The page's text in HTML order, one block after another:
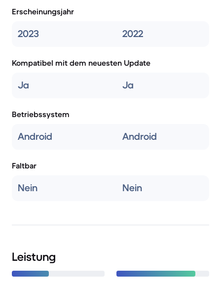
Erscheinungsjahr
2023 2022
Kompatibel mit dem neuesten Update
Ja Ja
Betriebssystem
Android Android
Faltbar
Nein Nein
Leistung